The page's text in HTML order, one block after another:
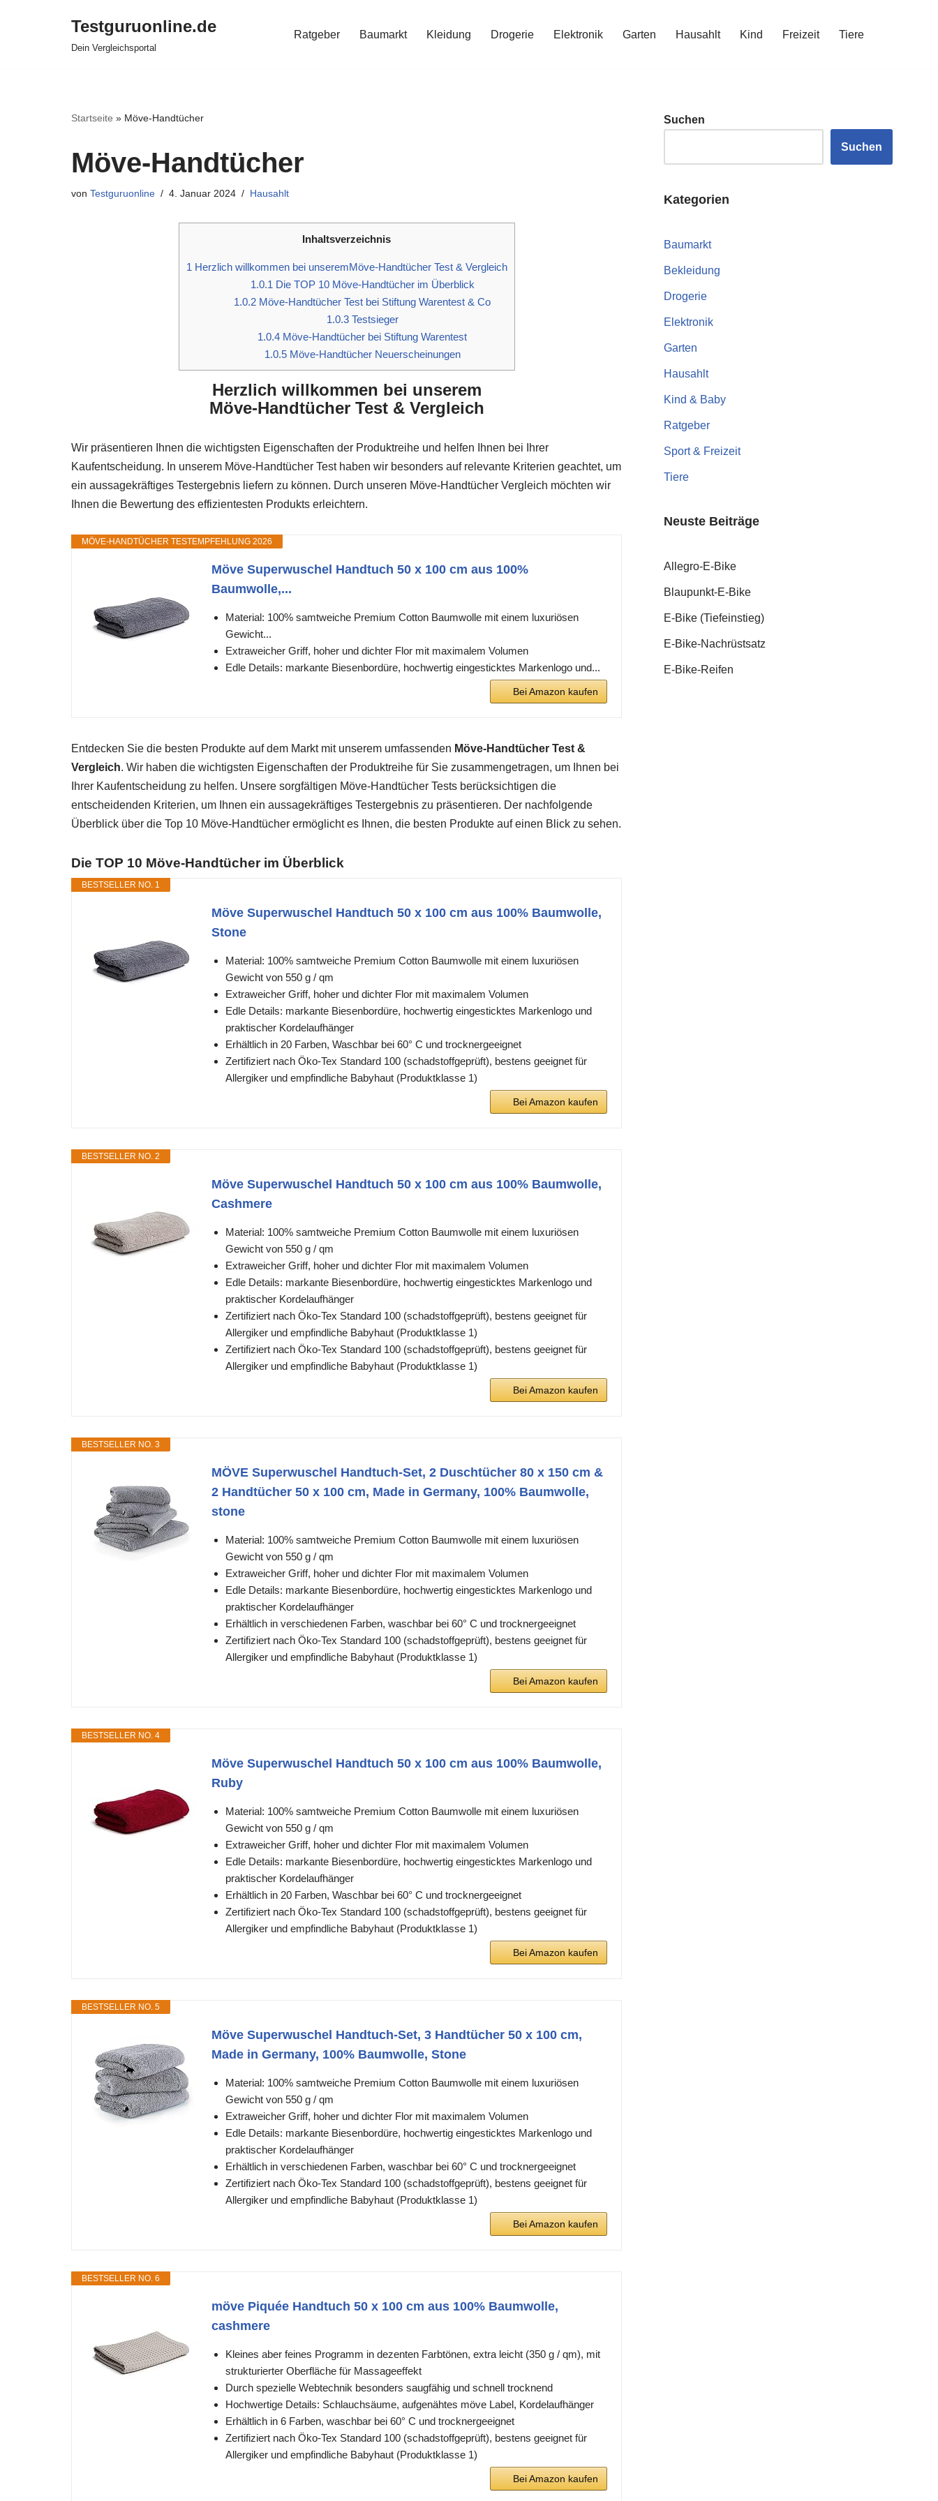
Testguruonline.de
Dein Vergleichsportal
Ratgeber Baumarkt Kleidung Drogerie Elektronik Garten Hausahlt Kind Freizeit Tiere
Startseite » Möve-Handtücher
Möve-Handtücher
von Testguruonline 4. Januar 2024 Hausahlt
Inhaltsverzeichnis
1 Herzlich willkommen bei unseremMöve-Handtücher Test & Vergleich
1.0.1 Die TOP 10 Möve-Handtücher im Überblick
1.0.2 Möve-Handtücher Test bei Stiftung Warentest & Co
1.0.3Testsieger
1.0.4 Möve-Handtücher bei Stiftung Warentest
1.0.5Möve-Handtücher Neuerscheinungen
Herzlich willkommen bei unserem
Möve-Handtücher Test & Vergleich
Wir präsentieren Ihnen die wichtigsten Eigenschaften der Produktreihe und helfen Ihnen bei Ihrer
Kaufentscheidung. In unserem Möve-Handtücher Test haben wir besonders auf relevante Kriterien geachtet, um
ein aussagekräftiges Testergebnis liefern zu können. Durch unseren Möve-Handtücher Vergleich möchten wir
Ihnen die Bewertung des effizientesten Produkts erleichtern.
MÖVE-HANDTÜCHER TESTEMPFEHLUNG 2026
Möve Superwuschel Handtuch 50 x 100 cm aus 100%
Baumwolle,...
Material: 100% samtweiche Premium Cotton Baumwolle mit einem luxuriösen
Gewicht...
Extraweicher Griff, hoher und dichter Flor mit maximalem Volumen
Edle Details: markante Biesenbordüre, hochwertig eingesticktes Markenlogo und...
Bei Amazon kaufen
Entdecken Sie die besten Produkte auf dem Markt mit unserem umfassenden Möve-Handtücher Test &
Vergleich. Wir haben die wichtigsten Eigenschaften der Produktreihe für Sie zusammengetragen, um Ihnen bei
Ihrer Kaufentscheidung zu helfen. Unsere sorgfältigen Möve-Handtücher Tests berücksichtigen die
entscheidenden Kriterien, um Ihnen ein aussagekräftiges Testergebnis zu präsentieren. Der nachfolgende
Überblick über die Top 10 Möve-Handtücher ermöglicht es Ihnen, die besten Produkte auf einen Blick zu sehen.
Die TOP 10 Möve-Handtücher im Überblick
BESTSELLER NO. 1
Möve Superwuschel Handtuch 50 x 100 cm aus 100% Baumwolle,
Stone
Material: 100% samtweiche Premium Cotton Baumwolle mit einem luxuriösen
Gewicht von 550 g / qm
Extraweicher Griff, hoher und dichter Flor mit maximalem Volumen
Edle Details: markante Biesenbordüre, hochwertig eingesticktes Markenlogo und
praktischer Kordelaufhänger
Erhältlich in 20 Farben, Waschbar bei 60° C und trocknergeeignet
Zertifiziert nach Öko-Tex Standard 100 (schadstoffgeprüft), bestens geeignet für
Allergiker und empfindliche Babyhaut (Produktklasse 1)
Bei Amazon kaufen
BESTSELLER NO. 2
Möve Superwuschel Handtuch 50 x 100 cm aus 100% Baumwolle,
Cashmere
Material: 100% samtweiche Premium Cotton Baumwolle mit einem luxuriösen
Gewicht von 550 g / qm
Extraweicher Griff, hoher und dichter Flor mit maximalem Volumen
Edle Details: markante Biesenbordüre, hochwertig eingesticktes Markenlogo und
praktischer Kordelaufhänger
Zertifiziert nach Öko-Tex Standard 100 (schadstoffgeprüft), bestens geeignet für
Allergiker und empfindliche Babyhaut (Produktklasse 1)
Zertifiziert nach Öko-Tex Standard 100 (schadstoffgeprüft), bestens geeignet für
Allergiker und empfindliche Babyhaut (Produktklasse 1)
Bei Amazon kaufen
BESTSELLER NO. 3
MÖVE Superwuschel Handtuch-Set, 2 Duschtücher 80 x 150 cm &
2 Handtücher 50 x 100 cm, Made in Germany, 100% Baumwolle,
stone
Material: 100% samtweiche Premium Cotton Baumwolle mit einem luxuriösen
Gewicht von 550 g / qm
Extraweicher Griff, hoher und dichter Flor mit maximalem Volumen
Edle Details: markante Biesenbordüre, hochwertig eingesticktes Markenlogo und
praktischer Kordelaufhänger
Erhältlich in verschiedenen Farben, waschbar bei 60° C und trocknergeeignet
Zertifiziert nach Öko-Tex Standard 100 (schadstoffgeprüft), bestens geeignet für
Allergiker und empfindliche Babyhaut (Produktklasse 1)
Bei Amazon kaufen
BESTSELLER NO. 4
Möve Superwuschel Handtuch 50 x 100 cm aus 100% Baumwolle,
Ruby
Material: 100% samtweiche Premium Cotton Baumwolle mit einem luxuriösen
Gewicht von 550 g / qm
Extraweicher Griff, hoher und dichter Flor mit maximalem Volumen
Edle Details: markante Biesenbordüre, hochwertig eingesticktes Markenlogo und
praktischer Kordelaufhänger
Erhältlich in 20 Farben, Waschbar bei 60° C und trocknergeeignet
Zertifiziert nach Öko-Tex Standard 100 (schadstoffgeprüft), bestens geeignet für
Allergiker und empfindliche Babyhaut (Produktklasse 1)
Bei Amazon kaufen
BESTSELLER NO. 5
Möve Superwuschel Handtuch-Set, 3 Handtücher 50 x 100 cm,
Made in Germany, 100% Baumwolle, Stone
Material: 100% samtweiche Premium Cotton Baumwolle mit einem luxuriösen
Gewicht von 550 g / qm
Extraweicher Griff, hoher und dichter Flor mit maximalem Volumen
Edle Details: markante Biesenbordüre, hochwertig eingesticktes Markenlogo und
praktischer Kordelaufhänger
Erhältlich in verschiedenen Farben, waschbar bei 60° C und trocknergeeignet
Zertifiziert nach Öko-Tex Standard 100 (schadstoffgeprüft), bestens geeignet für
Allergiker und empfindliche Babyhaut (Produktklasse 1)
Bei Amazon kaufen
BESTSELLER NO. 6
möve Piquée Handtuch 50 x 100 cm aus 100% Baumwolle,
cashmere
Kleines aber feines Programm in dezenten Farbtönen, extra leicht (350 g / qm), mit
strukturierter Oberfläche für Massageeffekt
Durch spezielle Webtechnik besonders saugfähig und schnell trocknend
Hochwertige Details: Schlauchsäume, aufgenähtes möve Label, Kordelaufhänger
Erhältlich in 6 Farben, waschbar bei 60° C und trocknergeeignet
Zertifiziert nach Öko-Tex Standard 100 (schadstoffgeprüft), bestens geeignet für
Allergiker und empfindliche Babyhaut (Produktklasse 1)
Bei Amazon kaufen
Suchen
Suchen
Kategorien
Baumarkt
Bekleidung
Drogerie
Elektronik
Garten
Hausahlt
Kind & Baby
Ratgeber
Sport & Freizeit
Tiere
Neuste Beiträge
Allegro-E-Bike
Blaupunkt-E-Bike
E-Bike (Tiefeinstieg)
E-Bike-Nachrüstsatz
E-Bike-Reifen